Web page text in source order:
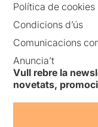
Política de cookies
Condicions d’ús
Comunicacions
Anuncia’t
Vull rebre la
novetats,